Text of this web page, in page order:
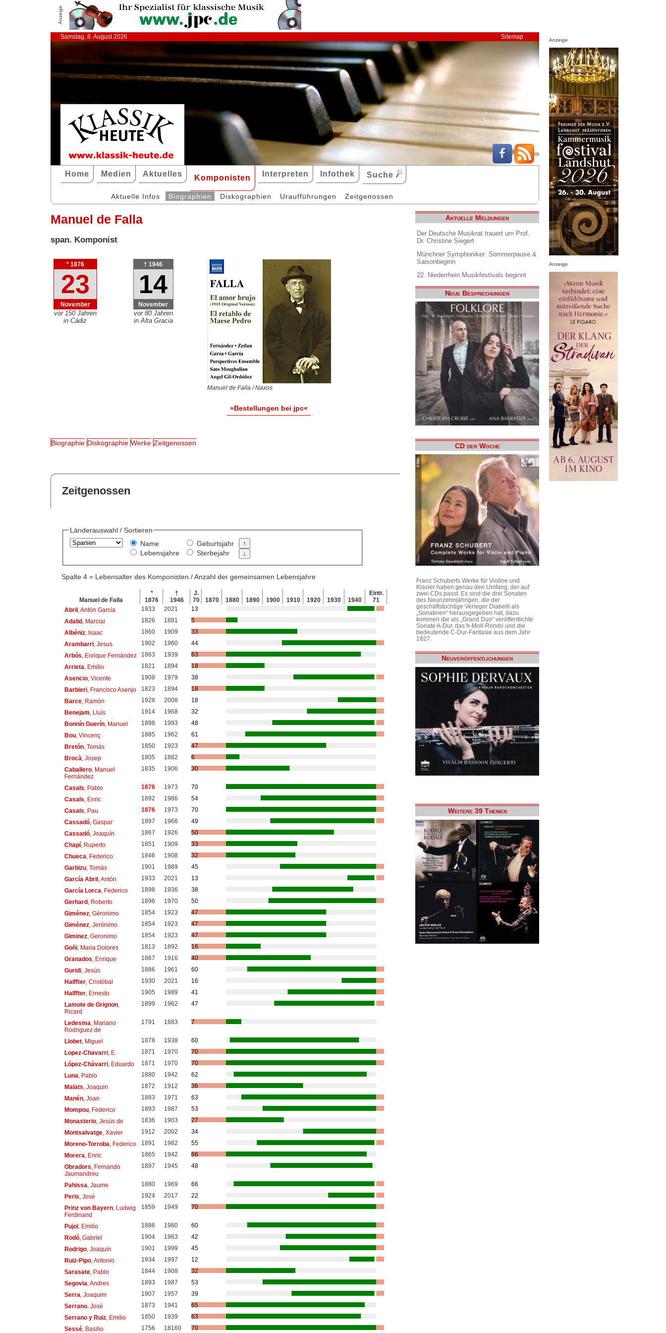
Anzeige
Samstag, 8. August 2026 Sitemap
Home Medien Aktuelles Komponisten Interpreten Infothek Suche
Aktuelle Infos Biographien Diskographien Uraufführungen Zeitgenossen
Manuel de Falla
span. Komponist
* 1876
23
November
vor 150 Jahren
in Cádiz
† 1946
14
November
vor 80 Jahren
in Alta Gracia
Manuel de Falla / Naxos
»Bestellungen bei jpc«
Biographie Diskographie Werke Zeitgenossen
Zeitgenossen
Länderauswahl / Sortieren
Name
Lebensjahre
Geburtsjahr
Sterbejahr
Spalte 4 = Lebensalter des Komponisten / Anzahl der gemeinsamen Lebensjahre
Manuel de Falla
*
1876
†
1946
J.
70
1870 1880 1890 1900 1910 1920 1930 1940
Eintr.
71
Abril , Antón García 1933 2021
13
Adalid , Marcial 1826 1881
5
Albéniz, Isaac 1860 1909
33
Arambarri, Jesus 1902 1960
44
Arbós, Enrique Fernández 1863 1939
63
Arrieta, Emilio 1821 1894
18
Asencio, Vicente 1908 1979
38
Barbieri, Francisco Asenjo 1823 1894
18
Barce, Ramón 1928 2008
18
Benejam, Lluís 1914 1968
32
Bonnín Guerín, Manuel 1898 1993
48
Bou, Vincenç 1885 1962
61
Bretón, Tomás 1850 1923
47
Brocà, Josep 1805 1882
6
Caballero, Manuel
Fernández
1835 1906 30
Casals, Pablo 1876 1973
70
Casals, Enric 1892 1986
54
Casals, Pau 1876 1973
70
Cassadó, Gaspar 1897 1966
49
Cassadó, Joaquín 1867 1926
50
Chapí, Ruperto 1851 1909
33
Chueca, Federico 1846 1908
32
Garbizu, Tomás 1901 1989
45
García Abril , Antón 1933 2021
13
García Lorca, Federico 1898 1936
38
Gerhard , Roberto 1896 1970
50
Giménez, Géronimo 1854 1923
47
Giménez, Jerónimo 1854 1923
47
Giminez, Geronimo 1854 1923
47
Goñi, Maria Dolores 1813 1892
16
Granados, Enrique 1867 1916
40
Guridi, Jesús 1886 1961
60
Halffter, Cristóbal 1930 2021
16
Halffter, Ernesto 1905 1989
41
Lamote de Grignon,
Ricard
1899 1962 47
Ledesma, Mariano
Rodriguez de
1791 1883 7
Llobet, Miguel 1878 1938
60
Lopez-Chavarri, E. 1871 1970
70
López-Chávarri, Eduardo 1871 1970
70
Luna, Pablo 1880 1942
62
Malats, Joaquin 1872 1912
36
Manén, Joan 1883 1971
63
Mompou, Federico 1893 1987
53
Monasterio, Jesús de 1836 1903
27
Montsalvatge, Xavier 1912 2002
34
Moreno-Torroba, Federico 1891 1982
55
Morera, Enric 1865 1942
66
Obradors, Fernando
Jaumandreu
1897 1945 48
Pahissa, Jaume 1880 1969
66
Peris, José 1924 2017
22
Prinz von Bayern, Ludwig
Ferdinand
1859 1949 70
Pujol , Emilio 1886 1980
60
Rodó, Gabriel 1904 1963
42
Rodrigo, Joaquin 1901 1999
45
Ruiz-Pipo, Antonio 1934 1997
12
Sarasate, Pablo 1844 1908
32
Segovia, Andres 1893 1987
53
Serra, Joaquim 1907 1957
39
Serrano, José 1873 1941
65
Serrano y Ruiz, Emilio 1850 1939
63
Sessé, Basilio 1756 18160 70
Aktuelle Meldungen
Der Deutsche Musikrat trauert um Prof.
Dr. Christine Siegert
Münchner Symphoniker: Sommerpause &
Saisonbeginn
22. Niederrhein Musikfestivals beginnt
Neue Besprechungen
CD der Woche
Franz Schuberts Werke für Violine und
Klavier haben genau den Umfang, der auf
zwei CDs passt. Es sind die drei Sonaten
des Neunzehnjährigen, die der
geschäftstüchtige Verleger Diabelli als
„Sonatinen“ herausgegeben hat, dazu
kommen die als „Grand Duo“ veröffentlichte
Sonate A-Dur, das h-Moll-Rondo und die
bedeutende C-Dur-Fantasie aus dem Jahr
1827.
Neuveröffentlichungen
Weitere 39 Themen
Anzeige
Anzeige